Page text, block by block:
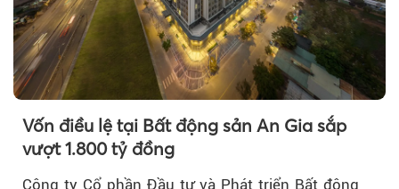
Vốn điều lệ tại Bất động sản An Gia sắp
vượt 1.800 tỷ đồng
Công ty Cổ phần Đầu tư và Phát triển Bất động